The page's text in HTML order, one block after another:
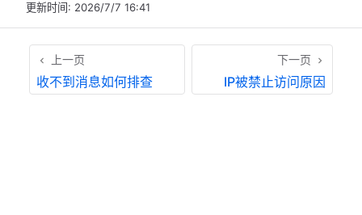
更新时间: 2026/7/7 16:41
上一页
收不到消息如何排查
下一页
IP被禁止访问原因